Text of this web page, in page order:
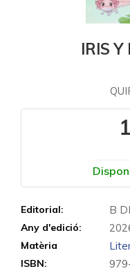
IRIS
Editorial: B
Any d'edició:
Matèria
ISBN: